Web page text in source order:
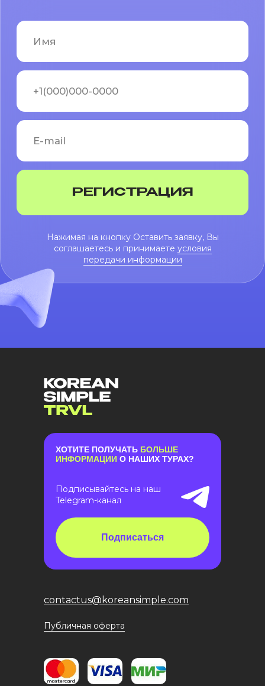
contactus@koreansimple.com
Публичная оферта
ХОТИТЕ ПОЛУЧАТЬ БОЛЬШЕ
ИНФОРМАЦИИ О НАШИХ ТУРАХ?
Подписывайтесь на наш
Telegram-канал
Подписаться